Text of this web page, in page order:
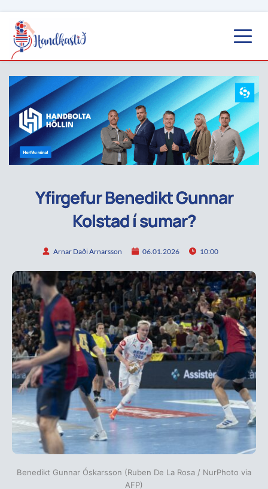
Yfirgefur Benedikt Gunnar
Kolstad í sumar?
Arnar Daði Arnarsson 06.01.2026 10:00
Benedikt Gunnar Óskarsson (Ruben De La Rosa / NurPhoto via
AFP)